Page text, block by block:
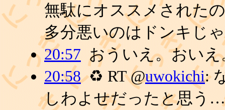
無駄にオススメされた
多分悪いのはドンキじ
20:57 おういえ。おいえ
20:58 ♻ RT @uwokichi:
しわよせだったと思う…